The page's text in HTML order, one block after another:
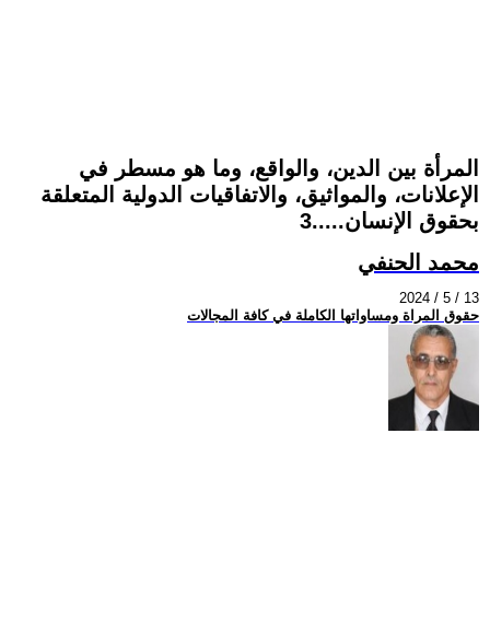
المرأة بين الدين، والواقع، وما هو مسطر في
الإعلانات، والمواثيق، والاتفاقيات الدولية المتعلقة
بحقوق الإنسان.....3
محمد الحنفي
2024 / 5 / 13
حقوق المراة ومساواتها الكاملة في كافة المجالات